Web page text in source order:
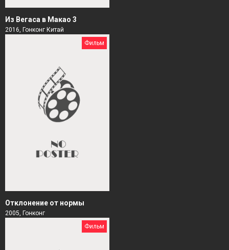
Из Вегаса в Макао 3
2016, Гонконг Китай
Фильм
Отклонение от нормы
2005, Гонконг
Фильм